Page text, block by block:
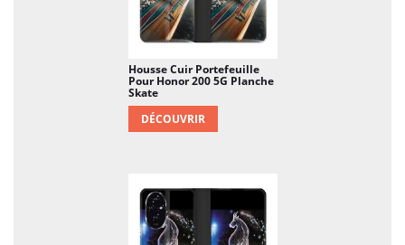
Housse Cuir Portefeuille
Pour Honor 200 5G Planche
Skate
DÉCOUVRIR